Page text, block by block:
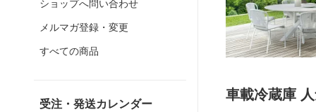
ショップへ問い合わせ
メルマガ登録・変更
すべての商品
受注・発送カレンダー
車載冷蔵庫